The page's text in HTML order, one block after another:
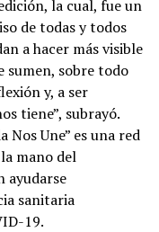
la cual, fue un
de todas y todos
a hacer más visible
sumen, sobre todo
y, a ser
tiene”, subrayó.
Nos Une” es una red
mano del
ayudarse
sanitaria
19.